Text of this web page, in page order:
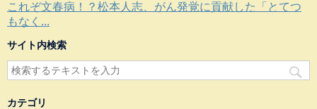
これぞ文春病！？松本人志、がん発覚に貢献した「とてつ
もなく...
サイト内検索
カテゴリ